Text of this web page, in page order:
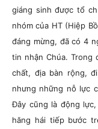
giáng sinh được tổ
nhóm của HT (Hiệp
đáng mừng, đã có 4
tin nhận Chúa.
chất, địa bàn rộng,
nhưng những nỗ lực
Đây cũng là động
hăng hái tiếp bước